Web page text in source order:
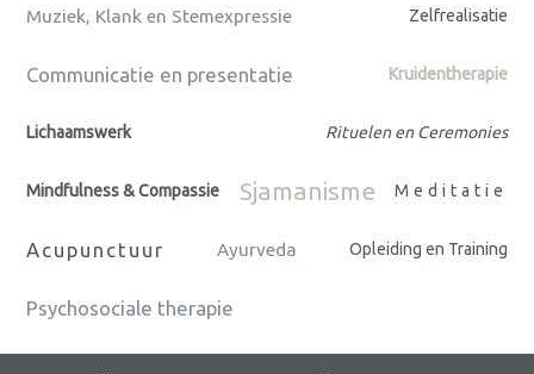
Muziek, Klank en Stemexpressie Zelfrealisatie
Communicatie en presentatie Kruidentherapie
Lichaamswerk Rituelen en Ceremonies
Mindfulness & Compassie Sjamanisme Meditatie
Acupunctuur Ayurveda Opleiding en Training
Psychosociale therapie